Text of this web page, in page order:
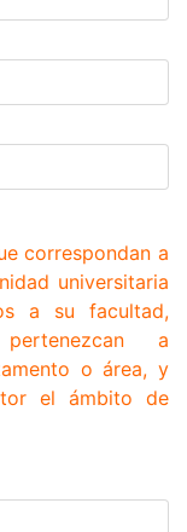
correspondan a
universitaria
a su facultad,
a
o área, y
el ámbito de